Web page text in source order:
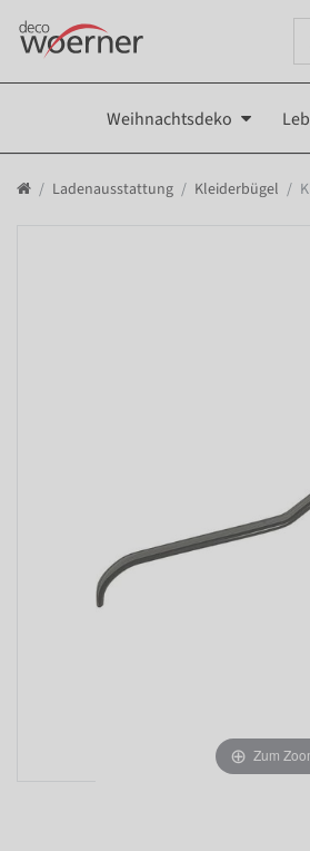
Weihnachtsdeko
Ladenausstattung Kleiderbügel
Zum